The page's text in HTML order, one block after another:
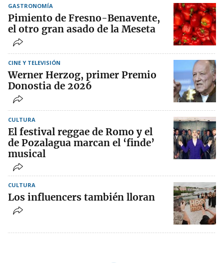
GASTRONOMÍA
Pimiento de Fresno-Benavente,
el otro gran asado de la Meseta
CINE Y TELEVISIÓN
Werner Herzog, primer Premio
Donostia de 2026
CULTURA
El festival reggae de Romo y el
de Pozalagua marcan el ‘finde’
musical
CULTURA
Los influencers también lloran